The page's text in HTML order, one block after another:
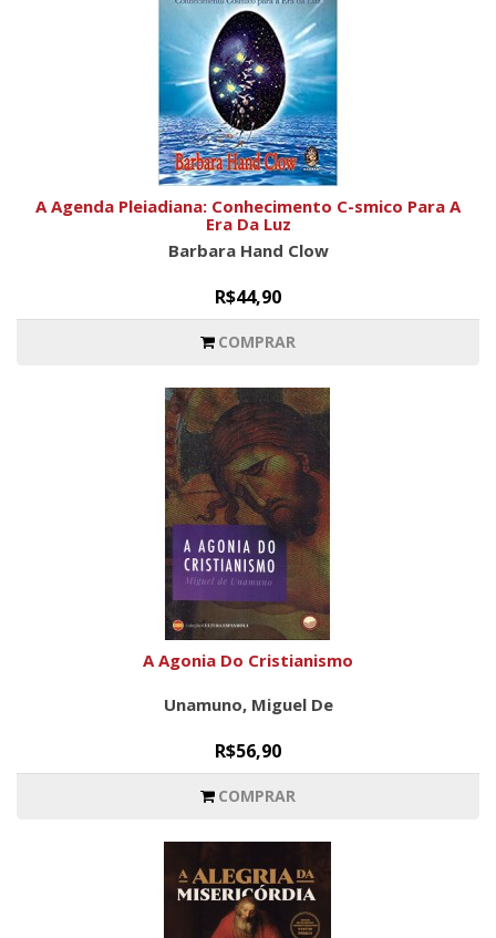
A Agenda Pleiadiana: Conhecimento C-smico Para A
Era Da Luz
Barbara Hand Clow
R$44,90
COMPRAR
A Agonia Do Cristianismo
Unamuno, Miguel De
R$56,90
COMPRAR